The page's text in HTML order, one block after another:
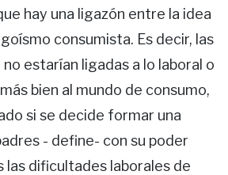
hay una ligazón entre la idea
consumista. Es decir, las
estarían ligadas a lo laboral o
bien al mundo de consumo,
si se decide formar una
- define- con su poder
las dificultades laborales de